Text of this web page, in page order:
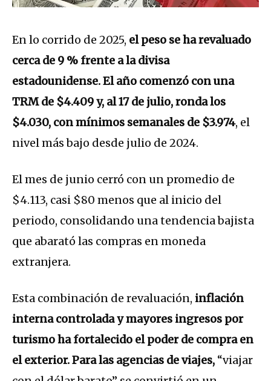
En lo corrido de 2025, el peso se ha revaluado
cerca de 9 % frente a la divisa
estadounidense. El año comenzó con una
TRM de $4.409 y, al 17 de julio, ronda los
$4.030, con mínimos semanales de $3.974, el
nivel más bajo desde julio de 2024.
El mes de junio cerró con un promedio de
$4.113, casi $80 menos que al inicio del
periodo, consolidando una tendencia bajista
que abarató las compras en moneda
extranjera.
Esta combinación de revaluación, inflación
interna controlada y mayores ingresos por
turismo ha fortalecido el poder de compra en
el exterior. Para las agencias de viajes, “viajar